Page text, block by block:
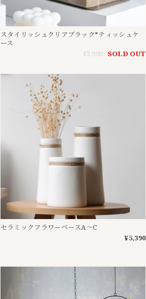
スタイリッシュクリアブラック*ティッシュケ
ース
¥3,990 SOLD OUT
セラミックフラワーベースA〜C
¥5,390